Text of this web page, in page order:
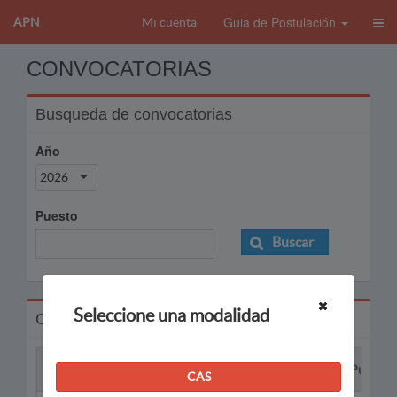
APN Mi cuenta Guia de Postulación
CONVOCATORIAS
Busqueda de convocatorias
Año
2026
Puesto
Buscar
Convocatorias
Puesto
Seleccione una modalidad
CAS